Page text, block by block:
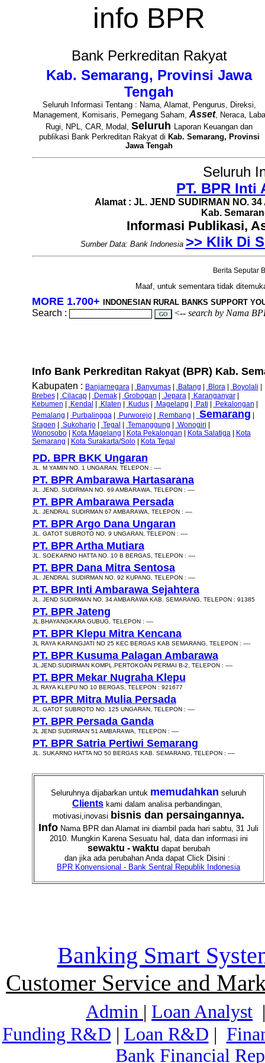
info BPR
Bank Perkreditan Rakyat
Kab. Semarang, Provinsi Jawa
Tengah
Seluruh Informasi Tentang : Nama, Alamat, Pengurus, Direksi,
Management, Komisaris, Pemegang Saham,Asset, Neraca, Laba
Rugi, NPL, CAR, Modal, Seluruh Laporan Keuangan dan
publikasi Bank Perkreditan Rakyat di Kab. Semarang, Provinsi
Jawa Tengah
Seluruh
PT. BPR Inti
Alamat : JL. JEND SUDIRMAN NO.
Kab.
Informasi Publikasi,
Sumber Data: Bank Indonesia >> Klik Di
Berita Seputar
Maaf, untuk sementara tidak
MORE 1.700+ INDONESIAN RURAL BANKS SUPPORT
Search : <-- search by Nama
Info Bank Perkreditan Rakyat (BPR) Kab.
Kabupaten : Banjarnegara| Banyumas| Batang Blora| Boyolali
Brebes| Cilacap| Demak| Grobogan Jepara| Karanganyar|
Kebumen
Kendal Klaten Kudus| Magelang Pati Pekalongan
Pemalang
Purbalingga| Purworejo| Rembang Semarang
Sragen
Sukoharjo| Tegal Temanggung Wonogiri
Wonosobo| Kota Magelang Kota Pekalongan Kota Salatiga|
Kota
Semarang
Kota Surakarta/Solo| Kota Tegal
PD. BPR BKK Ungaran
JL. M YAMIN NO. 1 UNGARAN, TELEPON : ----
PT. BPR Ambarawa Hartasarana
JL. JEND. SUDIRMAN NO. 69 AMBARAWA, TELEPON : ----
PT. BPR Ambarawa Persada
JL. JENDRAL SUDIRMAN 67 AMBARAWA, TELEPON : ----
PT. BPR Argo Dana Ungaran
JL. GATOT SUBROTO NO. 9 UNGARAN, TELEPON : ----
PT. BPR Artha Mutiara
JL. SOEKARNO HATTA NO. 10 B BERGAS, TELEPON : ----
PT. BPR Dana Mitra Sentosa
JL. JENDRAL SUDIRMAN NO. 92 KUPANG, TELEPON : ----
PT. BPR Inti Ambarawa Sejahtera
JL. JEND SUDIRMAN NO. 34 AMBARAWA KAB. SEMARANG, TELEPON : 91385
PT. BPR Jateng
JL.BHAYANGKARA GUBUG, TELEPON : ----
PT. BPR Klepu Mitra Kencana
JL RAYA KARANGJATI NO 25 KEC BERGAS KAB SEMARANG, TELEPON : ----
PT. BPR Kusuma Palagan Ambarawa
JL.JEND.SUDIRMAN KOMPL.PERTOKOAN PERMAI B-2, TELEPON : ----
PT. BPR Mekar Nugraha Klepu
JL RAYA KLEPU NO 10 BERGAS, TELEPON : 921677
PT. BPR Mitra Mulia Persada
JL. GATOT SUBROTO NO. 125 UNGARAN, TELEPON : ----
PT. BPR Persada Ganda
JL JEND SUDIRMAN 51 AMBARAWA, TELEPON : ----
PT. BPR Satria Pertiwi Semarang
JL. SUKARNO HATTA NO 50 BERGAS KAB. SEMARANG, TELEPON : ----
Seluruhnya dijabarkan untuk memudahkan seluruh
Clients kami dalam analisa perbandingan,
motivasi,inovasi bisnis dan persaingannya.
Info Nama BPR dan Alamat ini diambil pada hari sabtu, 31 Juli
2010. Mungkin Karena Sesuatu hal, data dan informasi ini
sewaktu - waktu dapat berubah
dan jika ada perubahan Anda dapat Click Disini :
BPR Konvensional - Bank Sentral Republik Indonesia
Banking Smart
Customer Service and
Admin | Loan Analyst
Funding R&D | Loan R&D |
Bank Financial